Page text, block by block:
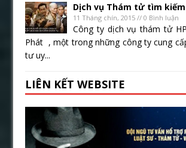
Dịch vụ Thám tử tìm
11 Tháng chín, 2015 // 0 Bình luận
Công ty dịch vụ thám tử
Phát , một trong những công ty cung
tư uy...
LIÊN KẾT WEBSITE